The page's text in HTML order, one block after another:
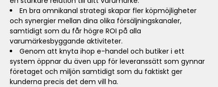
En bra omnikanal strategi skapar fler köpmöjligheter
och synergier mellan dina olika försäljningskanaler,
samtidigt som du får högre ROI på alla
varumärkesbyggande aktiviteter.
Genom att knyta ihop e-handel och butiker i ett
system öppnar du även upp för leveranssätt som gynnar
företaget och miljön samtidigt som du faktiskt ger
kunderna precis det dem vill ha.